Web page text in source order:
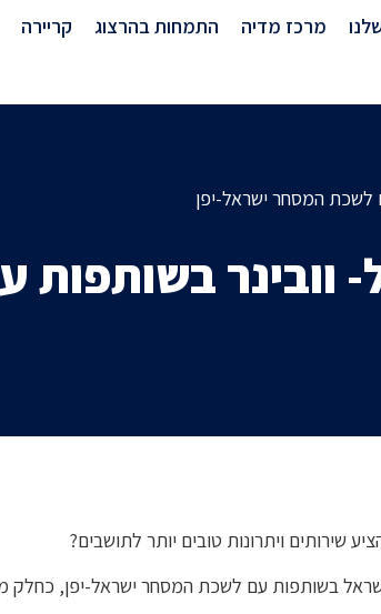
מרכז מדיה התמחות בהרצוג קריירה
לשכת המסחר ישראל-יפן
וובינר
שירותים ויתרונות טובים יותר לתושבים?
בשותפות עם לשכת המסחר ישראל-יפן, כחלק